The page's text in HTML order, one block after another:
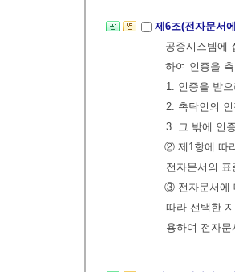
제6조(전자문서
공증시스템에
하여 인증을
1. 인증을 받
2. 촉탁인의
3. 그 밖에 인
② 제1항에 따
전자문서의
③ 전자문서에
따라 선택한
용하여 전자